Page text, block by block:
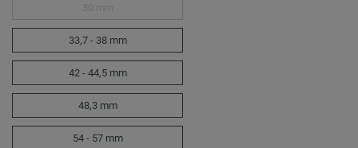
33,7 - 38 mm
42 - 44,5 mm
48,3 mm
54 - 57 mm